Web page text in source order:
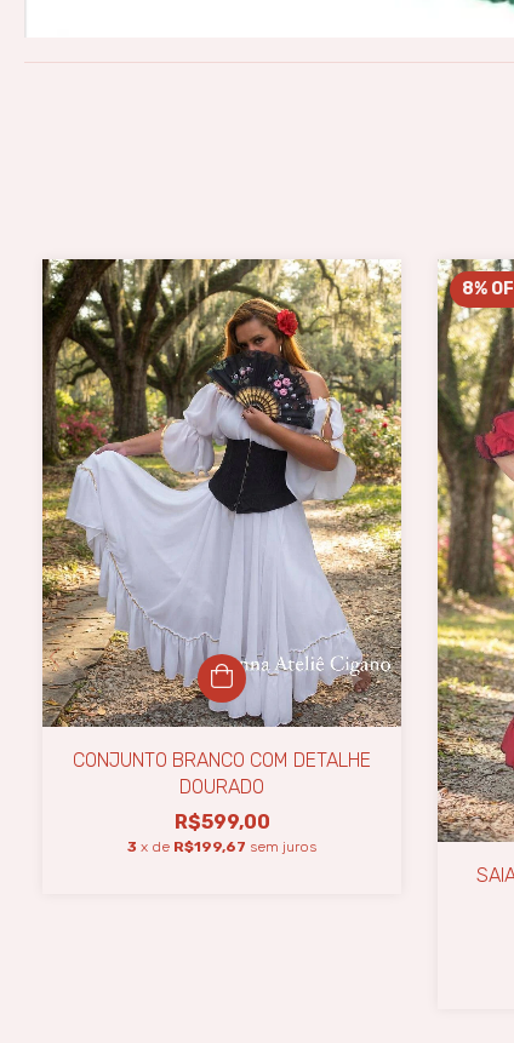
CONJUNTO BRANCO COM DETALHE
DOURADO
R$599,00
3 x de R$199,67 sem juros
8%